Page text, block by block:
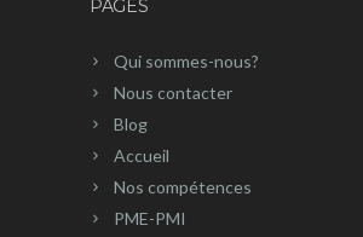
PAGES
Qui sommes-nous?
Nous contacter
Blog
Accueil
Nos compétences
PME-PMI